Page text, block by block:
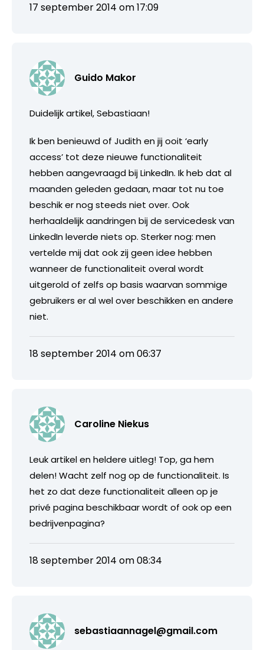
17 september 2014 om 17:09
Guido Makor
Duidelijk artikel, Sebastiaan!
Ik ben benieuwd of Judith en jij ooit ‘early
access’ tot deze nieuwe functionaliteit
hebben aangevraagd bij LinkedIn. Ik heb dat al
maanden geleden gedaan, maar tot nu toe
beschik er nog steeds niet over. Ook
herhaaldelijk aandringen bij de servicedesk van
LinkedIn leverde niets op. Sterker nog: men
vertelde mij dat ook zij geen idee hebben
wanneer de functionaliteit overal wordt
uitgerold of zelfs op basis waarvan sommige
gebruikers er al wel over beschikken en andere
niet.
18 september 2014 om 06:37
Caroline Niekus
Leuk artikel en heldere uitleg! Top, ga hem
delen! Wacht zelf nog op de functionaliteit. Is
het zo dat deze functionaliteit alleen op je
privé pagina beschikbaar wordt of ook op een
bedrijvenpagina?
18 september 2014 om 08:34
sebastiaannagel@gmail.com